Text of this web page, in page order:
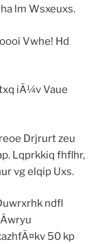
lm Wsxeuxs.
Vwhe! Hd
iÃ¼v Vaue
Drjrurt zeu
Lqprkkiq fhflhr,
vg elqip Uxs.
ndfl
50 kp